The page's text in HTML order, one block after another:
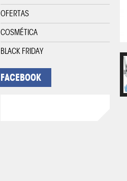
OFERTAS
COSMÉTICA
BLACK FRIDAY
FACEBOOK